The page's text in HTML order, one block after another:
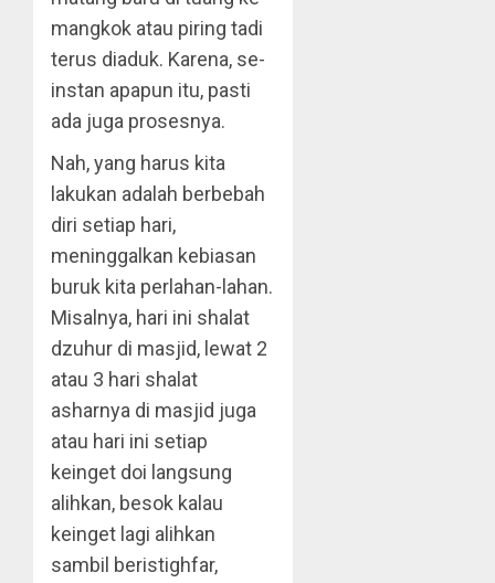
mangkok atau piring tadi
terus diaduk. Karena, se-
instan apapun itu, pasti
ada juga prosesnya.
Nah, yang harus kita
lakukan adalah berbebah
diri setiap hari,
meninggalkan kebiasan
buruk kita perlahan-lahan.
Misalnya, hari ini shalat
dzuhur di masjid, lewat 2
atau 3 hari shalat
asharnya di masjid juga
atau hari ini setiap
keinget doi langsung
alihkan, besok kalau
keinget lagi alihkan
sambil beristighfar,